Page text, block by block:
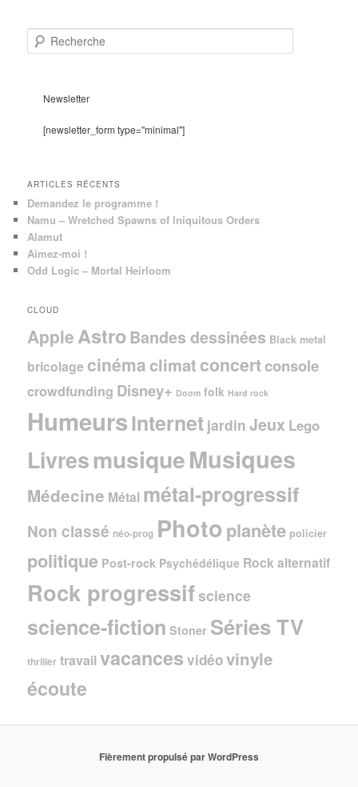
e
Newsletter
[newsletter_form type="minimal"]
ARTICLES RÉCENTS
Demandez le programme !
Namu – Wretched Spawns of Iniquitous Orders
Alamut
Aimez-moi !
Odd Logic – Mortal Heirloom
CLOUD
Apple AstroBandes dessinées Black metal
bricolage cinéma climat concertconsole
crowdfunding Disney+ Doom folk Hard rock
HumeursInternet jardin Jeux Lego
LivresmusiqueMusiques
Médecine Métal métal-progressif
Non classé néo-prog Photo planète policier
politique Post-rock Psychédélique Rock alternatif
Rock progressifscience
science-fiction Stoner Séries TV
thriller travail vacances vidéovinyle
écoute
Fièrement propulsé par WordPress